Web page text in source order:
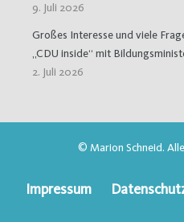
9. Juli 2026
Großes Interesse und viele
„CDU inside“ mit
2. Juli 2026
© Marion Schneid.
Impressum